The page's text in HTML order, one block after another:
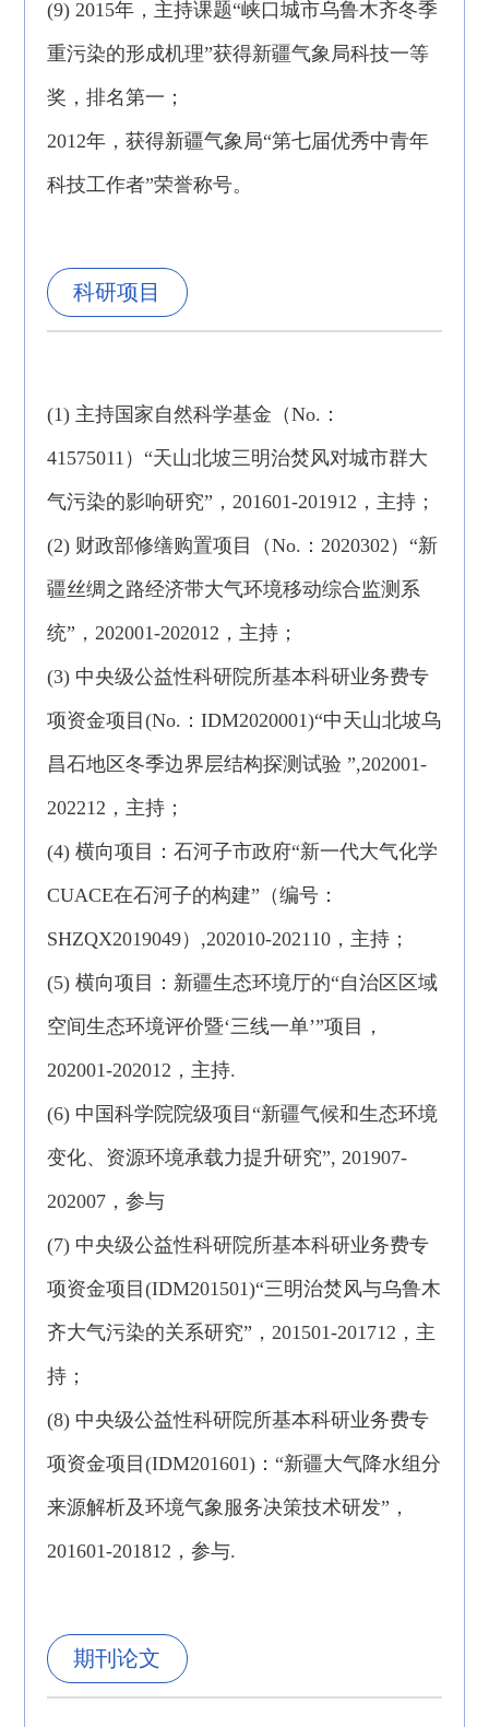
(9) 2015年，主持课题“峡口城市乌鲁木齐冬季
重污染的形成机理”获得新疆气象局科技一等
奖，排名第一；
2012年，获得新疆气象局“第七届优秀中青年
科技工作者”荣誉称号。
科研项目
(1) 主持国家自然科学基金（No.：
41575011）“天山北坡三明治焚风对城市群大
气污染的影响研究”，201601-201912，主持；
(2) 财政部修缮购置项目（No.：2020302）“新
疆丝绸之路经济带大气环境移动综合监测系
统”，202001-202012，主持；
(3) 中央级公益性科研院所基本科研业务费专
项资金项目(No.：IDM2020001)“中天山北坡乌
昌石地区冬季边界层结构探测试验 ”,202001-
202212，主持；
(4) 横向项目：石河子市政府“新一代大气化学
CUACE在石河子的构建”（编号：
SHZQX2019049）,202010-202110，主持；
(5) 横向项目：新疆生态环境厅的“自治区区域
空间生态环境评价暨‘三线一单’”项目，
202001-202012，主持.
(6) 中国科学院院级项目“新疆气候和生态环境
变化、资源环境承载力提升研究”, 201907-
202007，参与
(7) 中央级公益性科研院所基本科研业务费专
项资金项目(IDM201501)“三明治焚风与乌鲁木
齐大气污染的关系研究”，201501-201712，主
持；
(8) 中央级公益性科研院所基本科研业务费专
项资金项目(IDM201601)：“新疆大气降水组分
来源解析及环境气象服务决策技术研发”，
201601-201812，参与.
期刊论文